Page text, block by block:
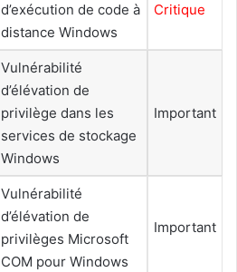
d’exécution de code à
distance Windows
Critique
Vulnérabilité
d’élévation de
privilège dans les
services de stockage
Windows
Important
Vulnérabilité
d’élévation de
privilèges Microsoft
COM pour Windows
Important